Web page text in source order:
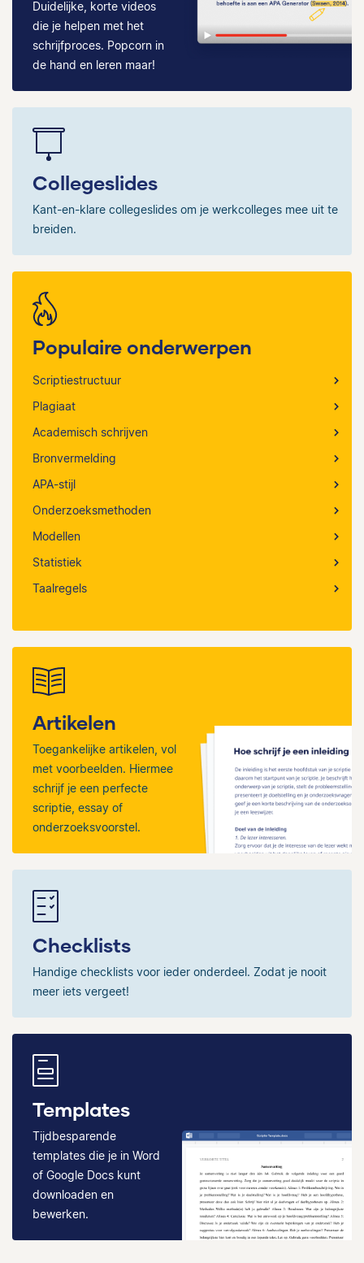
Duidelijke, korte videos
die je helpen met het
schrijfproces. Popcorn in
de hand en leren maar!
Collegeslides
Kant-en-klare collegeslides om je werkcolleges mee uit te
breiden.
Populaire onderwerpen
Scriptiestructuur
Plagiaat
Academisch schrijven
Bronvermelding
APA-stijl
Onderzoeksmethoden
Modellen
Statistiek
Taalregels
Artikelen
Toegankelijke artikelen, vol
met voorbeelden. Hiermee
schrijf je een perfecte
scriptie, essay of
onderzoeksvoorstel.
Checklists
Handige checklists voor ieder onderdeel. Zodat je nooit
meer iets vergeet!
Templates
Tijdbesparende
templates die je in Word
of Google Docs kunt
downloaden en
bewerken.